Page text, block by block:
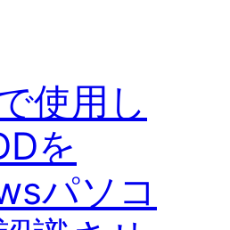
使用し
を
パソコ